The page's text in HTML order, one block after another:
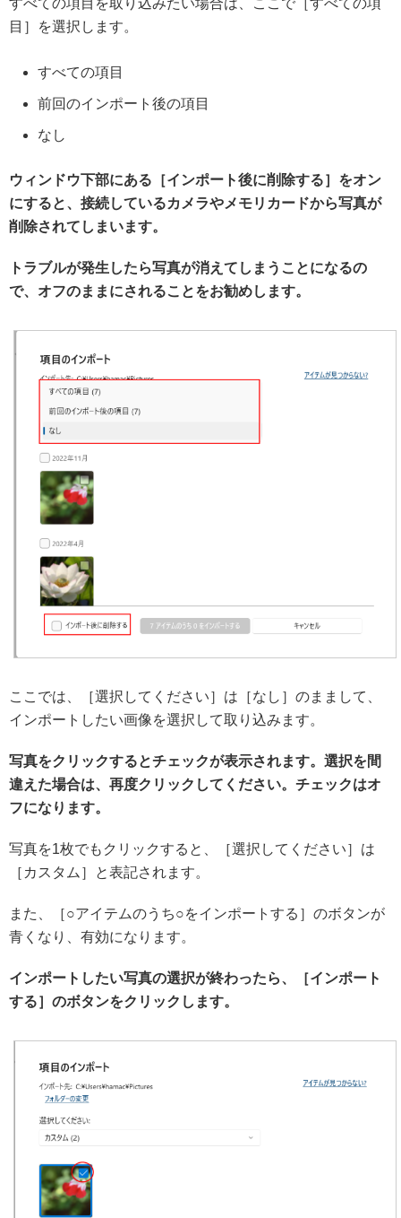
目］を選択します。
すべての項目
前回のインポート後の項目
なし
ウィンドウ下部にある［インポート後に削除する］をオン
にすると、接続しているカメラやメモリカードから写真が
削除されてしまいます。
トラブルが発生したら写真が消えてしまうことになるの
で、オフのままにされることをお勧めします。
ここでは、［選択してください］は［なし］のままして、
インポートしたい画像を選択して取り込みます。
写真をクリックするとチェックが表示されます。選択を間
違えた場合は、再度クリックしてください。チェックはオ
フになります。
写真を1枚でもクリックすると、［選択してください］は
［カスタム］と表記されます。
また、［○アイテムのうち○をインポートする］のボタンが
青くなり、有効になります。
インポートしたい写真の選択が終わったら、［インポート
する］のボタンをクリックします。